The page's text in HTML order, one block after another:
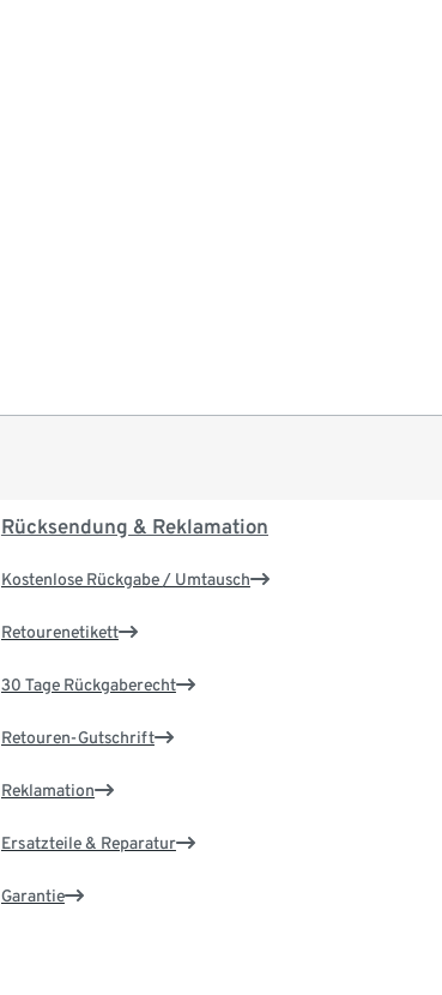
Rücksendung & Reklamation
Kostenlose Rückgabe / Umtausch
Retourenetikett
30 Tage Rückgaberecht
Retouren-Gutschrift
Reklamation
Ersatzteile & Reparatur
Garantie